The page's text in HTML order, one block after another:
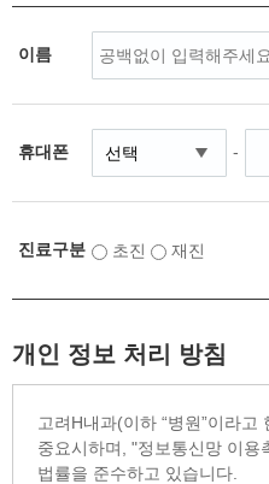
이름
휴대폰 -
진료구분 초진 재진
개인 정보 처리 방침
고려H내과(이하 “병원”이라
중요시하며, "정보통신망 이용
법률을 준수하고 있습니다.